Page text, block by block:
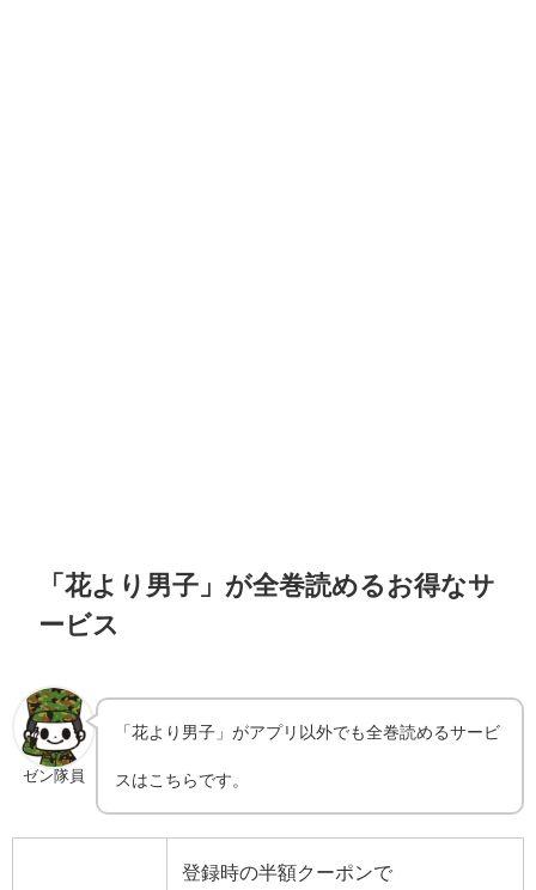
「花より男子」が全巻読めるお得なサ
ービス
ゼン隊員
「花より男子」がアプリ以外でも全巻読めるサービ
スはこちらです。
登録時の半額クーポンで